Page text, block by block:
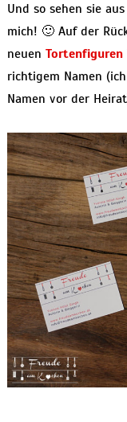
Und so sehen sie
mich! 🙂 Auf der
neuen Tortenfiguren
richtigem Namen
Namen vor der